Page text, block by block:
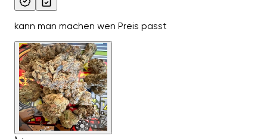
kann man machen wen Preis passt